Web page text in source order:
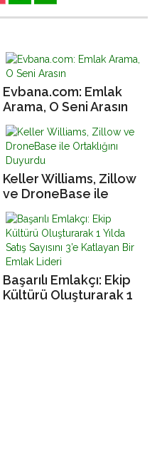
Evbana.com: Emlak
Arama, O Seni Arasın
Keller Williams, Zillow
ve DroneBase ile
Ortaklığını Duyurdu
Başarılı Emlakçı: Ekip
Kültürü Oluşturarak 1